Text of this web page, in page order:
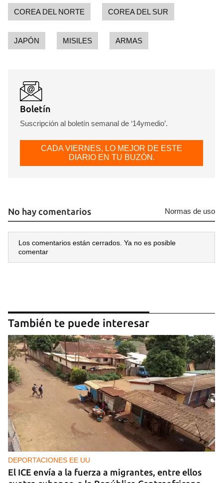
COREA DEL NORTE COREA DEL SUR
JAPÓN MISILES ARMAS
Boletín
Suscripción al boletín semanal de ‘14ymedio’.
CADA VIERNES, LO MEJOR DE ESTE
DIARIO EN TU BUZÓN.
No hay comentarios Normas de uso
Los comentarios están cerrados. Ya no es posible
comentar
También te puede interesar
DEPORTACIONES EE UU
El ICE envía a la fuerza a migrantes, entre ellos